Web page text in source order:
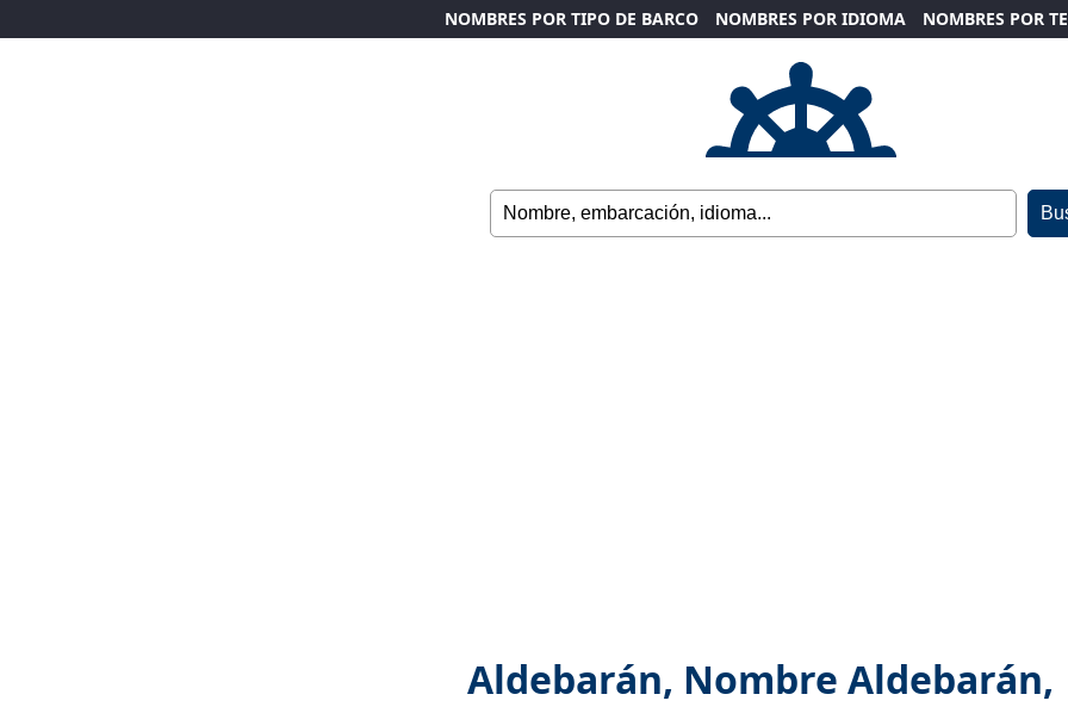
NOMBRES POR TIPO DE BARCO NOMBRES POR IDIOMA NOMBRES POR
Aldebarán, Nombre Aldebarán,